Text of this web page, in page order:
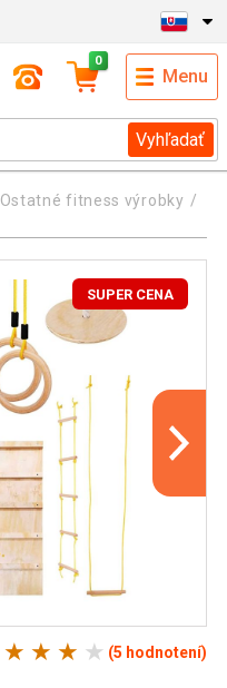
Vyhľadať
0
Menu
Ostatné fitness výrobky
SUPER CENA
(5 hodnotení)